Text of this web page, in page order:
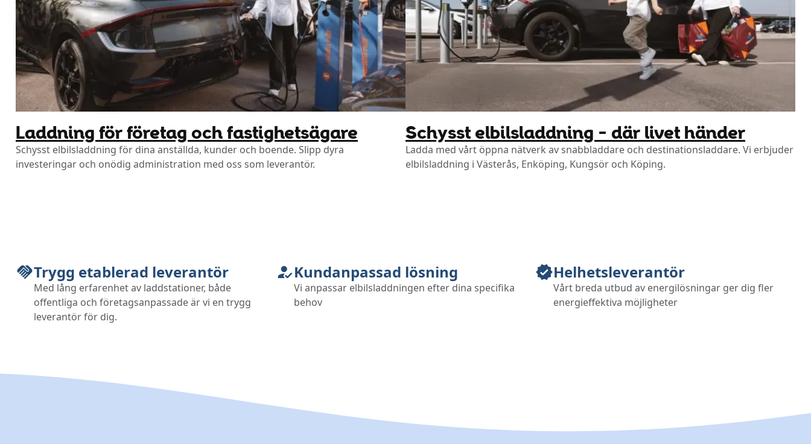
Laddning för företag och fastighetsägare
Schysst elbilsladdning för dina anställda, kunder och boende. Slipp dyra
investeringar och onödig administration med oss som leverantör.
Schysst elbilsladdning – där livet händer
Ladda med vårt öppna nätverk av snabbladdare och destinationsladdare. Vi erbjuder
elbilsladdning i Västerås, Enköping, Kungsör och Köping.
Trygg etablerad leverantör
Med lång erfarenhet av laddstationer, både
offentliga och företagsanpassade är vi en trygg
leverantör för dig.
Kundanpassad lösning
Vi anpassar elbilsladdningen efter dina specifika
behov
Helhetsleverantör
Vårt breda utbud av energilösningar ger dig fler
energieffektiva möjligheter